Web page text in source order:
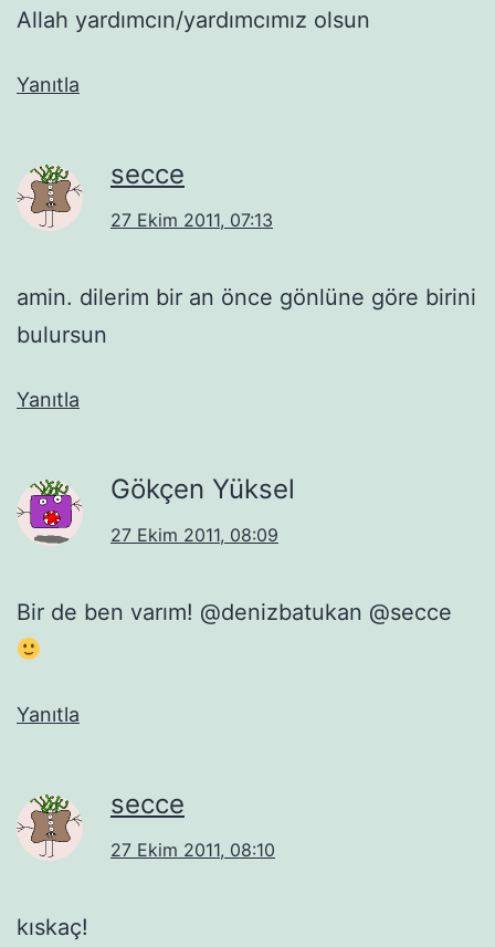
Allah yardımcın/yardımcımız olsun
Yanıtla
secce
27 Ekim 2011, 07:13
amin. dilerim bir an önce gönlüne göre birini
bulursun
Yanıtla
Gökçen Yüksel
27 Ekim 2011, 08:09
Bir de ben varım! @denizbatukan @secce
Yanıtla
secce
27 Ekim 2011, 08:10
kıskaç!